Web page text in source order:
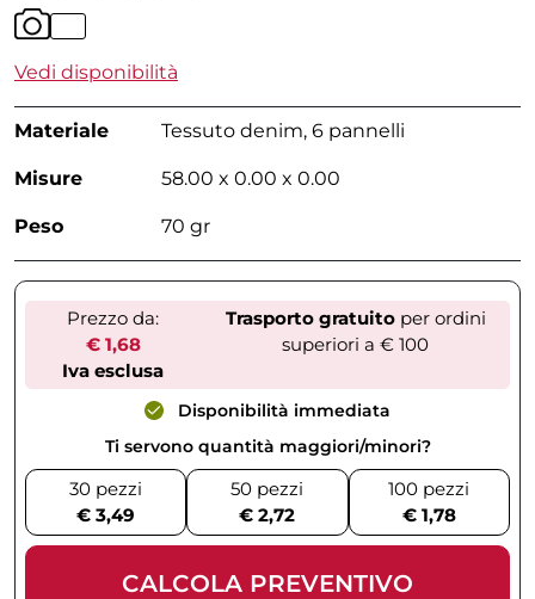
Vedi disponibilità
Materiale Tessuto denim, 6 pannelli
Misure 58.00 x 0.00 x 0.00
Peso 70 gr
Prezzo da:
€ 1,68
Iva esclusa
Trasporto gratuitoper ordini
superiori a € 100
Disponibilità immediata
Ti servono quantità maggiori/minori?
30 pezzi
€ 3,49
50 pezzi
€ 2,72
100 pezzi
€ 1,78
CALCOLA PREVENTIVO